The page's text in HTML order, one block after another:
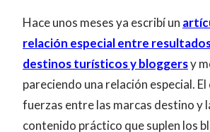
Hace unos meses ya escribí un
relación especial entre
destinos turísticos y bloggersy
pareciendo una relación especial.
fuerzas entre las marcas destino y
contenido práctico que suplen los